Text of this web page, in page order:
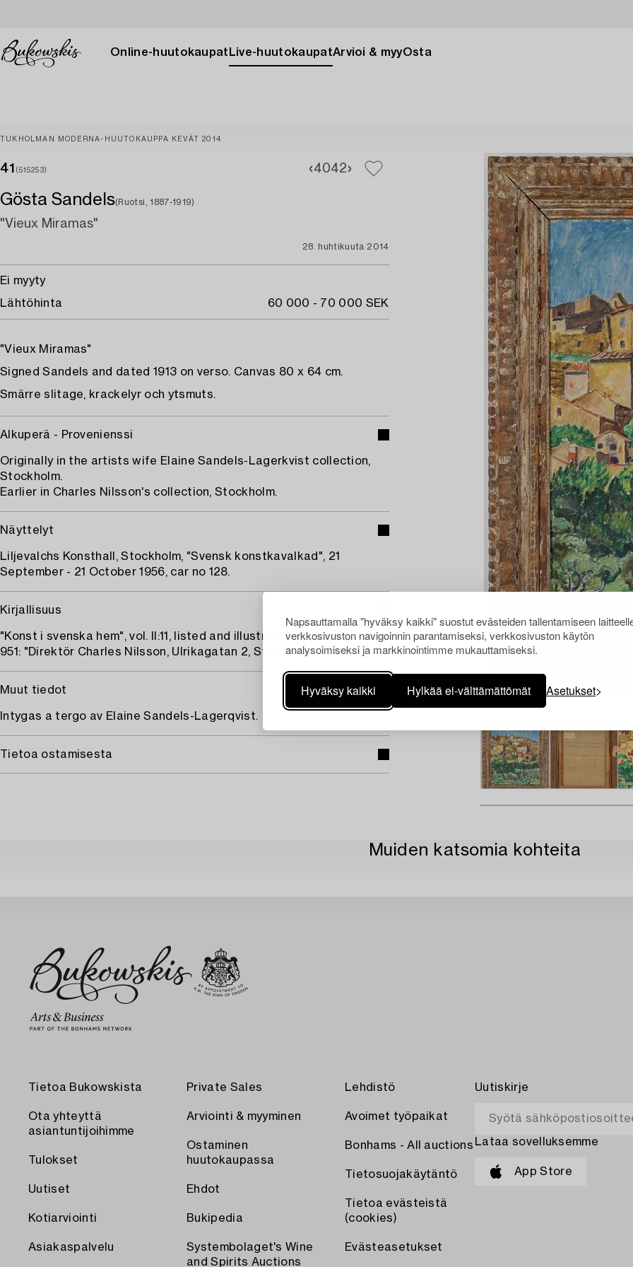
Napsauttamalla "hyväksy kaikki" suostut evästeiden tallentamiseen
verkkosivuston navigoinnin parantamiseksi, verkkosivuston käytön
analysoimiseksi ja markkinointimme mukauttamiseksi.
Hyväksy kaikki Hylkää ei-välttämättömät Asetukset
Online-huutokaupat Live-huutokaupatArvioi & myyOsta
TUKHOLMAN MODERNA-HUUTOKAUPPA KEVÄT 2014
41 (515253) 4042
Gösta Sandels(Ruotsi, 1887-1919)
"Vieux Miramas"
28. huhtikuuta 2014
Ei myyty
Lähtöhinta
60 000 - 70 000 SEK
"Vieux Miramas"
Signed Sandels and dated 1913 on verso. Canvas 80 x 64 cm.
Smärre slitage, krackelyr och ytsmuts.
Alkuperä - Provenienssi
Originally in the artists wife Elaine Sandels-Lagerkvist collection,
Stockholm.
Earlier in Charles Nilsson's collection, Stockholm.
Näyttelyt
Liljevalchs Konsthall, Stockholm, "Svensk konstkavalkad", 21
September - 21 October 1956, car no 128.
Kirjallisuus
"Konst i svenska hem", vol. II:11, listed and illustrated p. 561, collection
951: "Direktör Charles Nilsson, Ulrikagatan 2, Stockholm".
Muut tiedot
Intygas a tergo av Elaine Sandels-Lagerqvist.
Tietoa ostamisesta
Muiden katsomia kohteita
Tietoa Bukowskista
Ota yhteyttä
asiantuntijoihimme
Tulokset
Uutiset
Kotiarviointi
Asiakaspalvelu
Private Sales
Arviointi & myyminen
Ostaminen
huutokaupassa
Ehdot
Bukipedia
Systembolaget's Wine
and Spirits Auctions
Lehdistö
Avoimet työpaikat
Bonhams - All auctions
Tietosuojakäytäntö
Tietoa evästeistä
(cookies)
Evästeasetukset
Uutiskirje
Lataa sovelluksemme
App Store